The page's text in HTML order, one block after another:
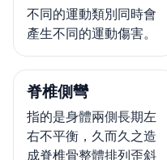
不同的運動類別同時會
產生不同的運動傷害。
脊椎側彎
指的是身體兩側長期左
右不平衡，久而久之造
成脊椎骨整體排列歪斜